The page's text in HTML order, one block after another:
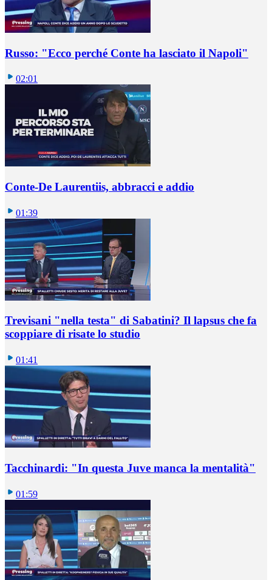
Russo: "Ecco perché Conte ha lasciato il Napoli"
02:01
Conte-De Laurentiis, abbracci e addio
01:39
Trevisani "nella testa" di Sabatini? Il lapsus che fa
scoppiare di risate lo studio
01:41
Tacchinardi: "In questa Juve manca la mentalità"
01:59